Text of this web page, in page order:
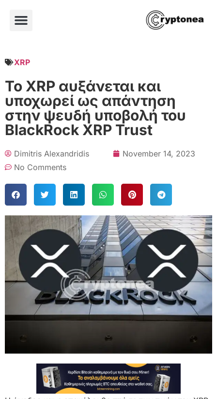
XRP
Το XRP αυξάνεται και
υποχωρεί ως απάντηση
στην ψευδή υποβολή του
BlackRock XRP Trust
Dimitris Alexandridis
November 14, 2023
No Comments